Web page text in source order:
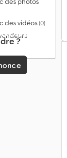
des vidéos(0)
?
Caisse Mobile